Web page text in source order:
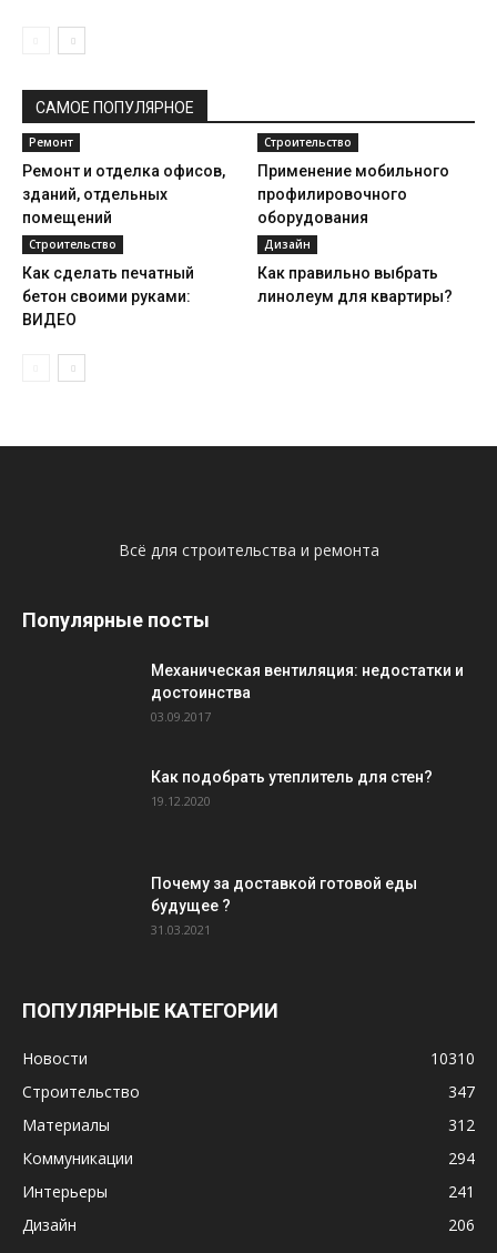
САМОЕ ПОПУЛЯРНОЕ
Ремонт
Ремонт и отделка офисов,
зданий, отдельных
помещений
Строительство
Применение мобильного
профилировочного
оборудования
Строительство
Как сделать печатный
бетон своими руками:
ВИДЕО
Дизайн
Как правильно выбрать
линолеум для квартиры?
Всё для строительства и ремонта
Популярные посты
Механическая вентиляция: недостатки и
достоинства
03.09.2017
Как подобрать утеплитель для стен?
19.12.2020
Почему за доставкой готовой еды
будущее ?
31.03.2021
ПОПУЛЯРНЫЕ КАТЕГОРИИ
Новости
10310
Строительство
347
Материалы
312
Коммуникации
294
Интерьеры
241
Дизайн
206